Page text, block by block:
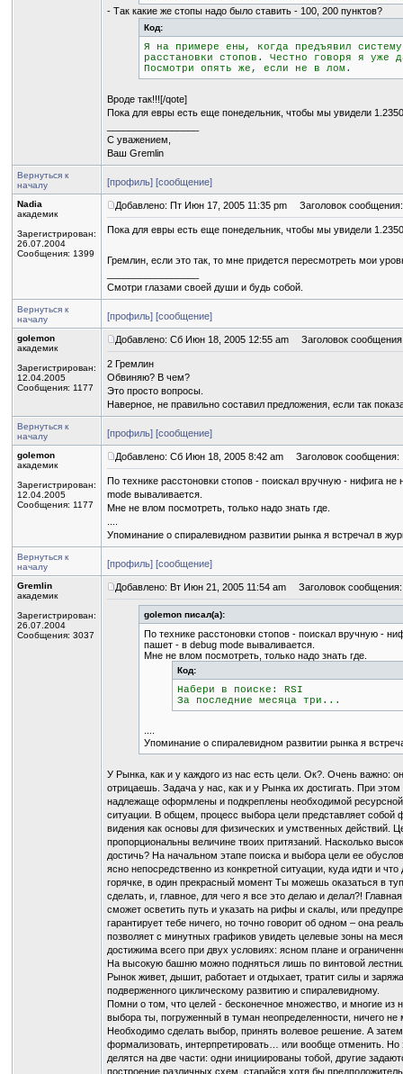
- Так какие же стопы надо было ставить - 100, 200 пунктов?
Код:
Я на примере ены, когда предъявил
расстановки стопов. Честно говоря я
Посмотри опять же, если не в лом.
Вроде так!!![/qote]
Пока для евры есть еще понедельник, чтобы мы увидели
С уважением,
Ваш Gremlin
Вернуться к
началу
[профиль] [сообщение]
Nadia
академик
Зарегистрирован:
26.07.2004
Сообщения: 1399
Добавлено: Пт Июн 17, 2005 11:35 pm Заголовок сообщения:
Пока для евры есть еще понедельник, чтобы мы увидели
Гремлин, если это так, то мне придется пересмотреть мои
Смотри глазами своей души и будь собой.
Вернуться к
началу
[профиль] [сообщение]
golemon
академик
Зарегистрирован:
12.04.2005
Сообщения: 1177
Добавлено: Сб Июн 18, 2005 12:55 am Заголовок
2 Гремлин
Обвиняю? В чем?
Это просто вопросы.
Наверное, не правильно составил предложения, если так
Вернуться к
началу
[профиль] [сообщение]
golemon
академик
Зарегистрирован:
12.04.2005
Сообщения: 1177
Добавлено: Сб Июн 18, 2005 8:42 am Заголовок сообщения:
По технике расстоновки стопов - поискал вручную - нифига
mode вываливается.
Мне не влом посмотреть, только надо знать где.
Упоминание о спиралевидном развитии рынка я встречал в
Вернуться к
началу
[профиль] [сообщение]
Gremlin
академик
Зарегистрирован:
26.07.2004
Сообщения: 3037
Добавлено: Вт Июн 21, 2005 11:54 am Заголовок сообщения:
golemon писал(а):
По технике расстоновки стопов - поискал вручную -
пашет - в debug mode вываливается.
Мне не влом посмотреть, только надо знать где.
Код:
Набери в поиске: RSI
За последние месяца три...
Упоминание о спиралевидном развитии рынка я
У Рынка, как и у каждого из нас есть цели. Ок?. Очень важно:
отрицаешь. Задача у нас, как и у Рынка их достигать. При
надлежаще оформлены и подкреплены необходимой
ситуации. В общем, процесс выбора цели представляет собой
видения как основы для физических и умственных действий.
пропорциональны величине твоих притязаний. Насколько
достичь? На начальном этапе поиска и выбора цели ее
ясно непосредственно из конкретной ситуации, куда идти и
горячке, в один прекрасный момент Ты можешь оказаться в
сделать, и, главное, для чего я все это делаю и делал?!
сможет осветить путь и указать на рифы и скалы, или
гарантирует тебе ничего, но точно говорит об одном – она
позволяет с минутных графиков увидеть целевые зоны на
достижима всего при двух условиях: ясном плане и
На высокую башню можно подняться лишь по винтовой
Рынок живет, дышит, работает и отдыхает, тратит силы и
подверженного циклическому развитию и спиралевидному.
Помни о том, что целей - бесконечное множество, и многие
выбора ты, погруженный в туман неопределенности, ничего
Необходимо сделать выбор, принять волевое решение. А
формализовать, интерпретировать… или вообще отменить.
делятся на две части: одни инициированы тобой, другие
построение различных схем, старайся хотя бы